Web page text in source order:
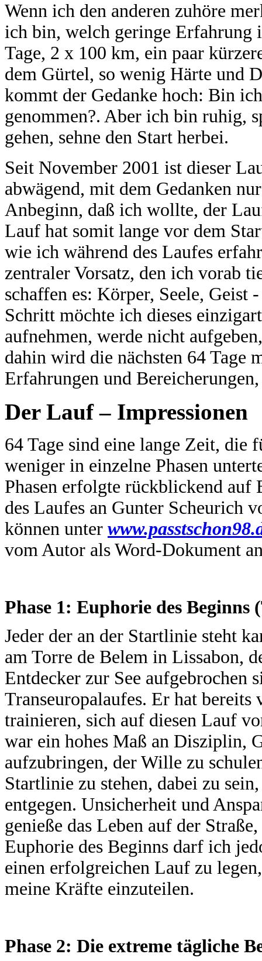
Wenn ich den anderen zuhöre
ich bin, welch geringe Erfahrung
Tage, 2 x 100 km, ein paar
dem Gürtel, so wenig Härte und
kommt der Gedanke hoch: Bin
genommen?. Aber ich bin ruhig,
gehen, sehne den Start herbei.
Seit November 2001 ist dieser
abwägend, mit dem Gedanken
Anbeginn, daß ich wollte, der
Lauf hat somit lange vor dem
wie ich während des Laufes
zentraler Vorsatz, den ich vorab
schaffen es: Körper, Seele,
Schritt möchte ich dieses
aufnehmen, werde nicht
dahin wird die nächsten 64 Tage
Erfahrungen und
Der Lauf – Impressionen
64 Tage sind eine lange Zeit, die
weniger in einzelne Phasen
Phasen erfolgte rückblickend auf
des Laufes an Gunter Scheurich
können unter
vom Autor als Word-Dokument
Phase 1: Euphorie des Beginns
Jeder der an der Startlinie steht
am Torre de Belem in Lissabon,
Entdecker zur See aufgebrochen
Transeuropalaufes. Er hat bereits
trainieren, sich auf diesen Lauf
war ein hohes Maß an Disziplin,
aufzubringen, der Wille zu
Startlinie zu stehen, dabei zu
entgegen. Unsicherheit und
genieße das Leben auf der
Euphorie des Beginns darf ich
einen erfolgreichen Lauf zu
meine Kräfte einzuteilen.
Phase 2: Die extreme tägliche